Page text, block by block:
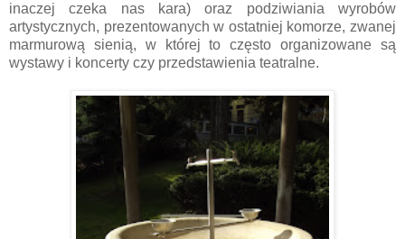
inaczej czeka nas kara) oraz podziwiania wyrobów
artystycznych, prezentowanych w ostatniej komorze, zwanej
marmurową sienią, w której to często organizowane są
wystawy i koncerty czy przedstawienia teatralne.